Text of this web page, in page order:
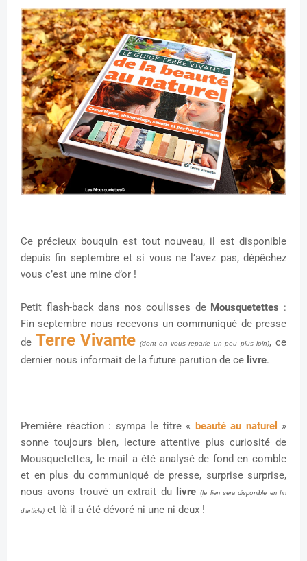
Ce précieux bouquin est tout nouveau, il est disponible
depuis fin septembre et si vous ne l’avez pas, dépêchez
vous c’est une mine d’or !
Petit flash-back dans nos coulisses deMousquetettes :
Fin septembre nous recevons un communiqué de presse
de Terre Vivante (dont on vous reparle un peu plus loin), ce
dernier nous informait de la future parution de ce livre.
Première réaction : sympa le titre « beauté au naturel
»
sonne toujours bien, lecture attentive plus curiosité de
Mousquetettes, le mail a été analysé de fond en comble
et en plus du communiqué de presse, surprise surprise,
nous avons trouvé un extrait du
livre (le lien sera disponible en fin
d’article) et là il a été dévoré ni une ni deux !